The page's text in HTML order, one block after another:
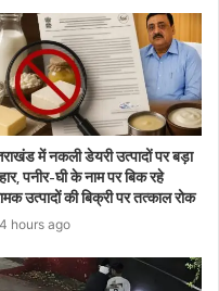
में नकली डेयरी उत्पादों पर बड़ा
पनीर-घी के नाम पर बिक रहे
उत्पादों की बिक्री पर तत्काल रोक
4 hours ago